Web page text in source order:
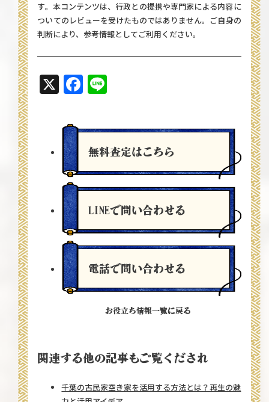
す。本コンテンツは、行政との提携や専門家による内容に
ついてのレビューを受けたものではありません。ご自身の
判断により、参考情報としてご利用ください。
X Facebook
無料査定はこちら
LINEで問い合わせる
電話で問い合わせる
お役立ち情報一覧に戻る
関連する他の記事もご覧くだされ
千葉の古民家空き家を活用する方法とは？再生の魅